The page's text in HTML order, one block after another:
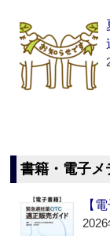
書籍・電子メ
【